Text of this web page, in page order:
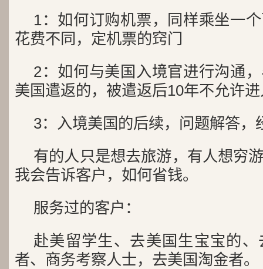
1：如何订购机票，同样乘坐一
花费不同，定机票的窍门
2：如何与美国入境官进行沟通
美国遣返的，被遣返后10年不允许
3：入境美国的后续，问题解答，
有的人只是想去旅游，有人想穷
我会告诉客户，如何省钱。
服务过的客户：
赴美留学生、去美国生宝宝的
者、商务考察人士，去美国淘金者。